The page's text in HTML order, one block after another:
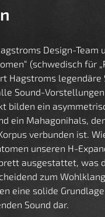
Design-Team
(schwedisch für
Hagstroms
Sound-
bilden ein
ein Mahagonihals,
verbunden ist.
unseren H-
ausgestattet, was
zum
eine solide
Sound dar.